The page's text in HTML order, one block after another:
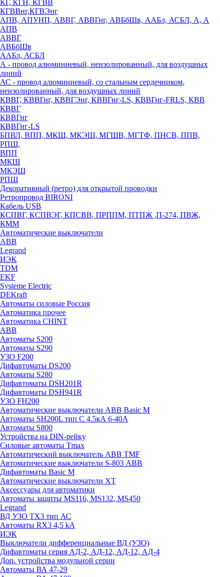
КГ, КГН, КГВВ
КГВВнг,КГВЭнг
АПВ, АПУНП, АВВГ, АВВГнг, АВБбШв, ААБл, АСБЛ, А, А
АПВ
АВВГ
АВБбШв
ААБл, АСБЛ
А - провод алюминиевый, неизолированный, для воздушных
линий
АС - провод алюминиевый, со стальным сердечником,
неизолированный, для воздушных линий
КВВГ, КВВГнг, КВВГЭнг, КВВГнг-LS, КВВГнг-FRLS, КВВ
КВВГ
КВВГнг
КВВГнг-LS
БПВЛ, ВПП, МКШ, МКЭШ, МГШВ, МГТФ, ПНСВ, ППВ,
РПШ,
ВПП
МКШ
МКЭШ
РПШ
Декоративный (ретро) для открытой проводки
Ретропровод BIRONI
Кабель USB
КСПВГ, КСПВЭГ, КПСВВ, ПРППМ, ПТПЖ ,П-274, ПВЖ,
КММ
Автоматические выключатели
ABB
Legrand
ИЭК
TDM
EKF
Systeme Electric
DEKraft
Автоматы силовые Россия
Автоматика прочее
Автоматика CHINT
ABB
Автоматы S200
Автоматы S290
УЗО F200
Дифавтоматы DS200
Автоматы S280
Дифавтоматы DSH201R
Дифавтоматы DSH941R
УЗО FH200
Автоматические выключатели ABB Basic M
Автоматы SH200L тип С 4.5кА 6-40А
Автоматы S800
Устройства на DIN-рейку
Силовые автоматы Tmax
Автоматический выключатель ABB TMF
Автоматические выключатели S-803 АВВ
Дифавтоматы Basic M
Автоматические выключатели XT
Аксессуары для автоматики
Автоматы защиты MS116, MS132, MS450
Legrand
ВД УЗО TX3 тип АС
Автоматы RX3 4,5 kA
ИЭК
Выключатели дифференциальные ВД (УЗО)
Дифавтоматы серия АД-2, АД-12, АД-12, АД-4
Доп. устройства модульной серии
Автоматы ВА 47-29